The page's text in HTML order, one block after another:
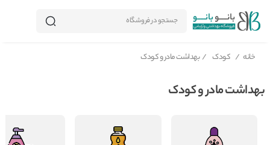
جستجو در فروشگاه
خانه / کودک / بهداشت مادر و کودک
بهداشت مادر و کودک